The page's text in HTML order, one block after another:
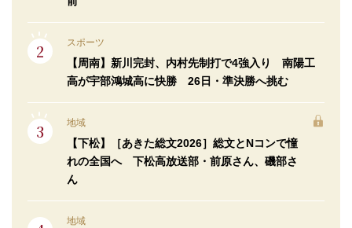
スポーツ
【周南】新川完封、内村先制打で4強入り 南陽工
高が宇部鴻城高に快勝 26日・準決勝へ挑む
地域
【下松】［あきた総文2026］総文とNコンで憧
れの全国へ 下松高放送部・前原さん、磯部さ
ん
地域